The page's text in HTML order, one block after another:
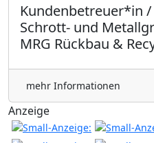
Kundenbetreuer*in
Schrott- und
MRG Rückbau &
mehr Informationen
Anzeige